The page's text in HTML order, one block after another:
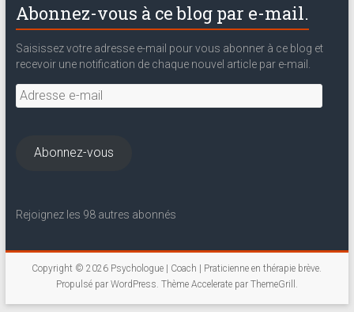
Abonnez-vous à ce blog par e-mail.
Saisissez votre adresse e-mail pour vous abonner à ce blog et
recevoir une notification de chaque nouvel article par e-mail.
Adresse
e-
Abonnez-vous
Rejoignez les 98 autres abonnés
Copyright © 2026 Psychologue | Coach | Praticienne en thérapie brève.
Propulsé par WordPress. Thème Accelerate par ThemeGrill .